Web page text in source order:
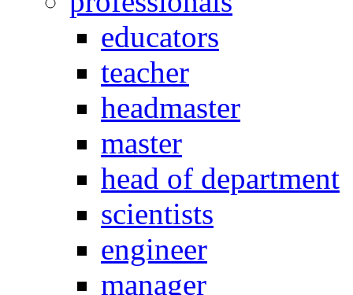
educators
teacher
headmaster
master
head of department
scientists
engineer
manager